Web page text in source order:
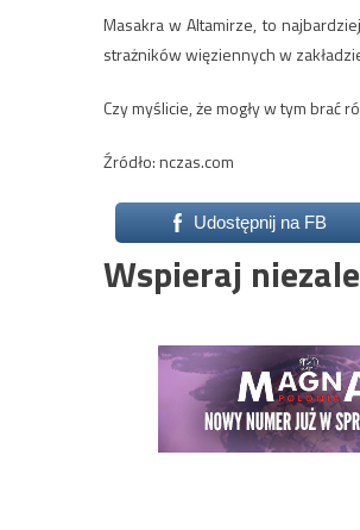
Masakra w Altamirze, to
strażników więziennych w
Czy myślicie, że mogły w tym brać
Źródło: nczas.com
Udostępnij na FB
Wspieraj